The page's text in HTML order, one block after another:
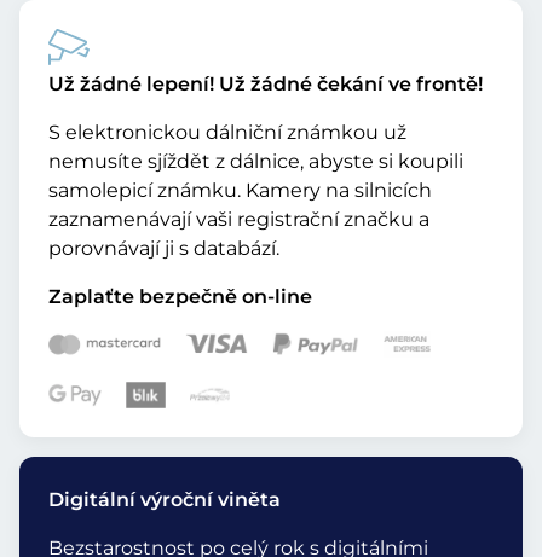
Už žádné lepení! Už žádné čekání ve frontě!
S elektronickou dálniční známkou už
nemusíte sjíždět z dálnice, abyste si koupili
samolepicí známku. Kamery na silnicích
zaznamenávají vaši registrační značku a
porovnávají ji s databází.
Zaplaťte bezpečně on-line
Digitální výroční viněta
Bezstarostnost po celý rok s digitálními